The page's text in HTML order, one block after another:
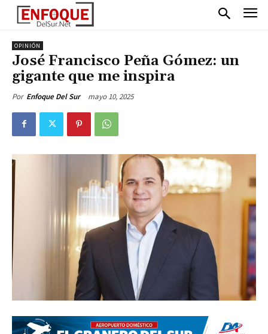
OPINIÓN
José Francisco Peña Gómez: un
gigante que me inspira
Por Enfoque Del Sur mayo 10, 2025